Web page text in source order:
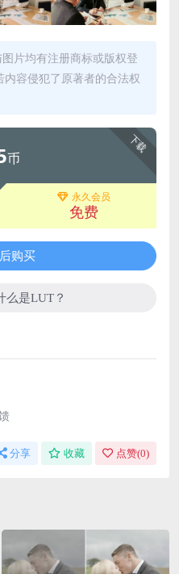
片均有注册商标或版权登
容侵犯了原著者的合法权
下载
币
永久会员
免费
购买
么是LUT？
分享 收藏 点赞(0)